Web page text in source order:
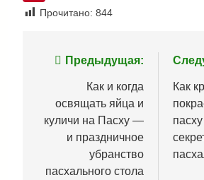
Прочитано: 844
Навигация
записям
Предыдущая:
Как и когда
освящать яйца и
куличи на Пасху —
и праздничное
убранство
пасхального стола
Как